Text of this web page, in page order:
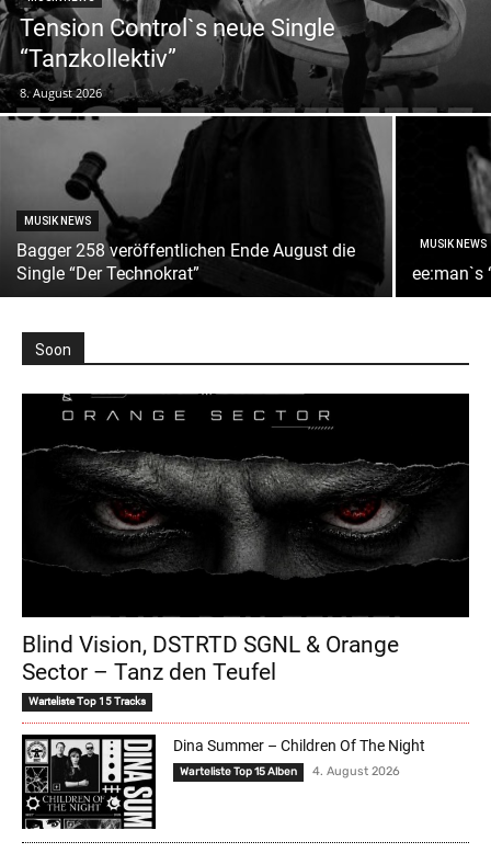
Tension Control`s neue Single
“Tanzkollektiv”
8. August 2026
MUSIK NEWS
Bagger 258 veröffentlichen Ende August die
Single “Der Technokrat”
MUSIK NEWS
ee:man`s
Soon
Blind Vision, DSTRTD SGNL & Orange
Sector – Tanz den Teufel
Warteliste Top 15 Tracks
Dina Summer – Children Of The Night
Warteliste Top 15 Alben 4. August 2026